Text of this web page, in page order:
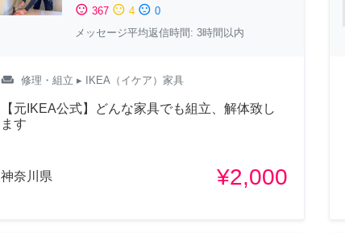
sentiment_satisfied 367 sentiment_neutral 4 sentiment_dissatisfied 0
メッセージ平均返信時間: 3時間以内
weekend 修理・組立 ▸ IKEA（イケア）家具
【元IKEA公式】どんな家具でも組立、解体致し
ます
神奈川県 ¥2,000